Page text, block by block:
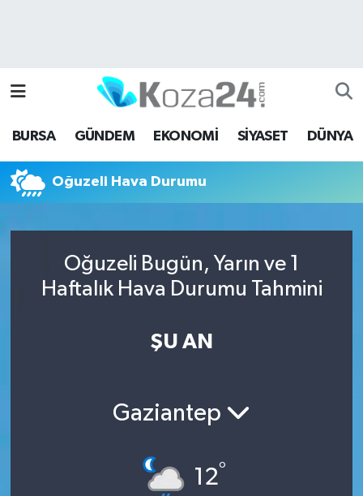
BURSA GÜNDEM EKONOMİ SİYASET DÜNYA
Oğuzeli Hava Durumu
Oğuzeli Bugün, Yarın ve 1
Haftalık Hava Durumu Tahmini
ŞU AN
Gaziantep
12°
Bursa Hava Durumu
Bursa Namaz Vakitleri
Bursa Trafik Yoğunluk Haritası
Tüm Manşetler